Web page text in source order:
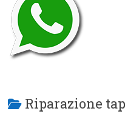
Riparazione